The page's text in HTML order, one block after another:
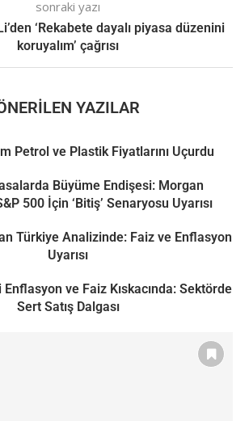
sonraki yazı
‘Rekabete dayalı piyasa düzenini
koruyalım’ çağrısı
YAZILAR
Petrol ve Plastik Fiyatlarını Uçurdu
Büyüme Endişesi: Morgan
500 İçin ‘Bitiş’ Senaryosu Uyarısı
Türkiye Analizinde: Faiz ve Enflasyon
Uyarısı
ve Faiz Kıskacında: Sektörde
Sert Satış Dalgası